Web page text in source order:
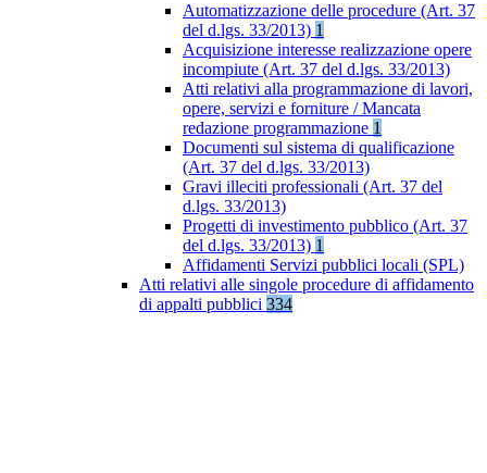
Automatizzazione delle procedure (Art. 37
del d.lgs. 33/2013) 1
Acquisizione interesse realizzazione opere
incompiute (Art. 37 del d.lgs. 33/2013)
Atti relativi alla programmazione di lavori,
opere, servizi e forniture / Mancata
redazione programmazione 1
Documenti sul sistema di qualificazione
(Art. 37 del d.lgs. 33/2013)
Gravi illeciti professionali (Art. 37 del
d.lgs. 33/2013)
Progetti di investimento pubblico (Art. 37
del d.lgs. 33/2013) 1
Affidamenti Servizi pubblici locali (SPL)
Atti relativi alle singole procedure di affidamento
di appalti pubblici 334